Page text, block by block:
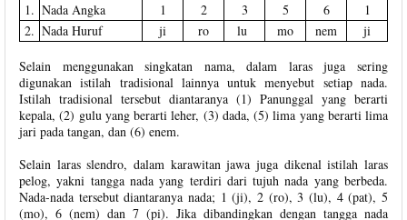
1. Nada Angka 1 2 3 5 6
1
2. Nada Huruf ji ro lu mo nem ji
Selain menggunakan singkatan nama, dalam laras juga sering
digunakan istilah tradisional lainnya untuk menyebut setiap nada.
Istilah tradisional tersebut diantaranya (1) Panunggal yang berarti
kepala, (2) gulu yang berarti leher, (3) dada, (5) lima yang berarti lima
jari pada tangan, dan (6) enem.
Selain laras slendro, dalam karawitan jawa juga dikenal istilah laras
pelog, yakni tangga nada yang terdiri dari tujuh nada yang berbeda.
Nada-nada tersebut diantaranya nada; 1 (ji), 2 (ro), 3 (lu), 4 (pat), 5
(mo), 6 (nem) dan 7 (pi). Jika dibandingkan dengan tangga nada